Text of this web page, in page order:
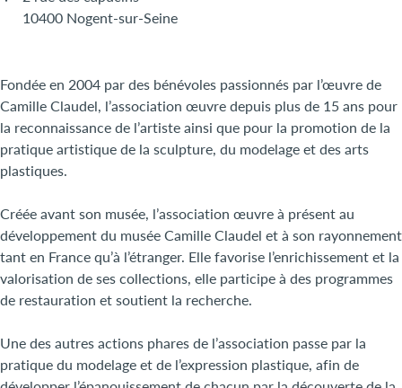
10400 Nogent-sur-Seine
Fondée en 2004 par des bénévoles passionnés par l’œuvre de
Camille Claudel, l’association œuvre depuis plus de 15 ans pour
la reconnaissance de l’artiste ainsi que pour la promotion de la
pratique artistique de la sculpture, du modelage et des arts
plastiques.
Créée avant son musée, l’association œuvre à présent au
développement du musée Camille Claudel et à son rayonnement
tant en France qu’à l’étranger. Elle favorise l’enrichissement et la
valorisation de ses collections, elle participe à des programmes
de restauration et soutient la recherche.
Une des autres actions phares de l’association passe par la
pratique du modelage et de l’expression plastique, afin de